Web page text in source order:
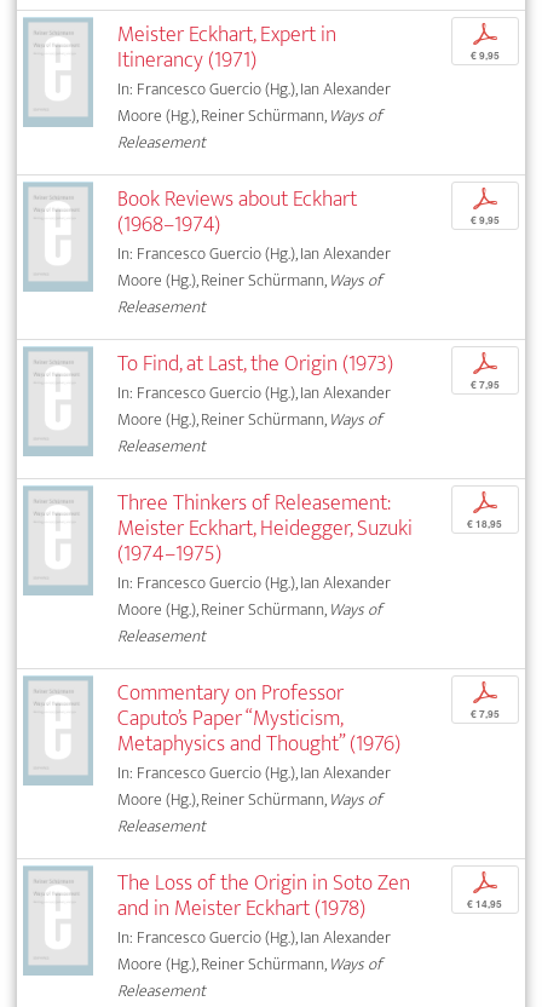
Meister Eckhart, Expert in
Itinerancy (1971)
In: Francesco Guercio (Hg.), Ian Alexander
Moore (Hg.), Reiner Schürmann,Ways of
Releasement
p
€ 9,95
Book Reviews about Eckhart
(1968–1974)
In: Francesco Guercio (Hg.), Ian Alexander
Moore (Hg.), Reiner Schürmann,Ways of
Releasement
p
€ 9,95
To Find, at Last, the Origin (1973)
In: Francesco Guercio (Hg.), Ian Alexander
Moore (Hg.), Reiner Schürmann,Ways of
Releasement
p
€ 7,95
Three Thinkers of Releasement:
Meister Eckhart, Heidegger, Suzuki
(1974–1975)
In: Francesco Guercio (Hg.), Ian Alexander
Moore (Hg.), Reiner Schürmann,Ways of
Releasement
p
€ 18,95
Commentary on Professor
Caputo’s Paper “Mysticism,
Metaphysics and Thought” (1976)
In: Francesco Guercio (Hg.), Ian Alexander
Moore (Hg.), Reiner Schürmann,Ways of
Releasement
p
€ 7,95
The Loss of the Origin in Soto Zen
and in Meister Eckhart (1978)
In: Francesco Guercio (Hg.), Ian Alexander
Moore (Hg.), Reiner Schürmann,Ways of
Releasement
p
€ 14,95